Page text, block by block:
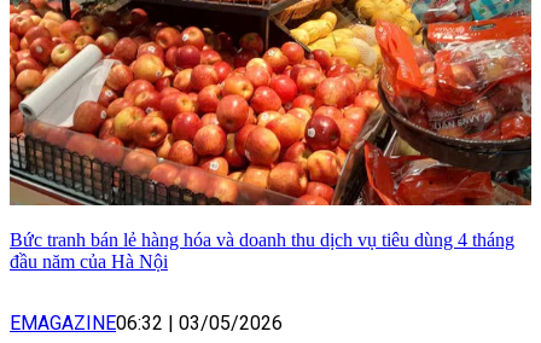
Bức tranh bán lẻ hàng hóa và doanh thu dịch vụ tiêu dùng 4 tháng
đầu năm của Hà Nội
EMAGAZINE06:32 | 03/05/2026